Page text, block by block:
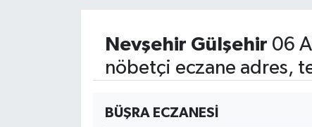
Nevşehir Gülşehir 06
nöbetçi eczane adres,
BÜŞRA ECZANESİ